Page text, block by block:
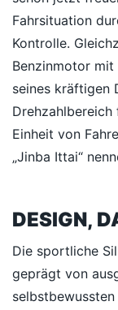
Fahrsituation
Kontrolle.
Benzinmotor
seines kräftigen
Einheit von
„Jinba Ittai“
DESIGN,
Die sportliche
geprägt von